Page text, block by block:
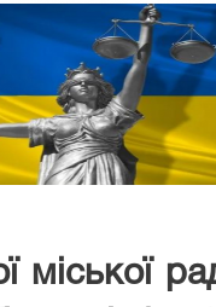
міської